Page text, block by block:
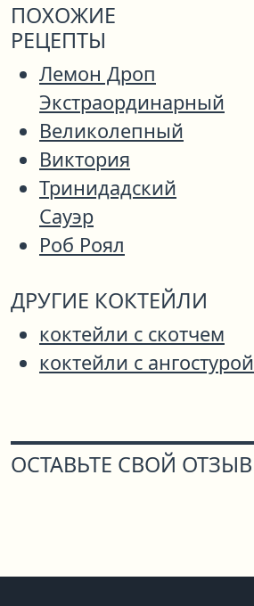
ПОХОЖИЕ
РЕЦЕПТЫ
Лемон Дроп
Экстраординарный
Великолепный
Виктория
Тринидадский
Сауэр
Роб Роял
ДРУГИЕ КОКТЕЙЛИ
коктейли с скотчем
коктейли с ангостурой
ОСТАВЬТЕ СВОЙ ОТЗЫВ